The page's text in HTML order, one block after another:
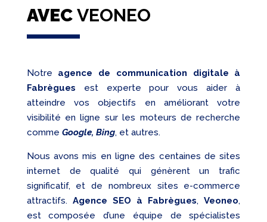
AVEC VEONEO
Notre agence de communication digitale à
Fabrègues est experte pour vous aider à
atteindre vos objectifs en améliorant votre
visibilité en ligne sur les moteurs de recherche
comme Google, Bing, et autres.
Nous avons mis en ligne des centaines de sites
internet de qualité qui génèrent un trafic
significatif, et de nombreux sites e-commerce
attractifs. Agence SEO à Fabrègues,Veoneo,
est composée d’une équipe de spécialistes